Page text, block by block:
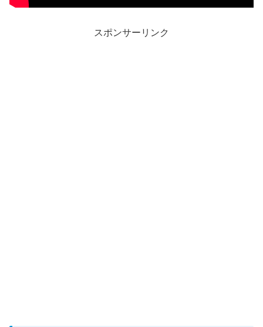
スポンサーリンク